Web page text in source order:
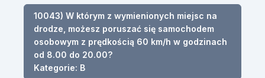
10043) W którym z wymienionych miejsc na
drodze, możesz poruszać się samochodem
osobowym z prędkością 60 km/h w godzinach
od 8.00 do 20.00?
Kategorie: B